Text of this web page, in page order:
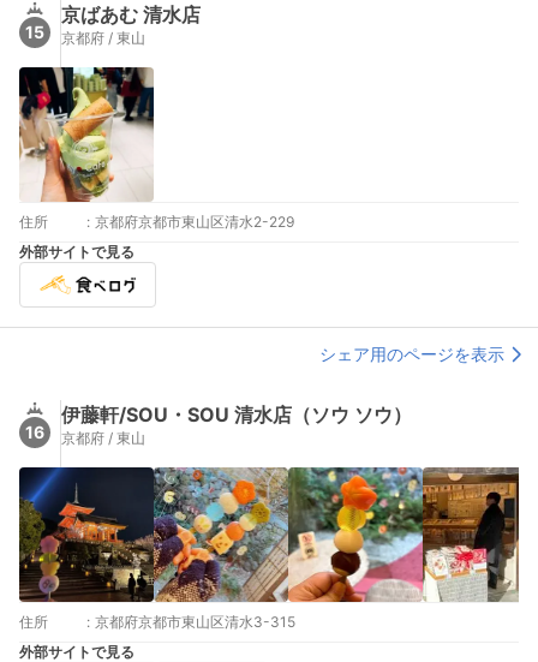
15
京ばあむ 清水店
京都府 / 東山
住所 : 京都府京都市東山区清水2-229
外部サイトで見る
シェア用のページを表示
16
伊藤軒/SOU・SOU 清水店（ソウ ソウ）
京都府 / 東山
住所 : 京都府京都市東山区清水3-315
外部サイトで見る